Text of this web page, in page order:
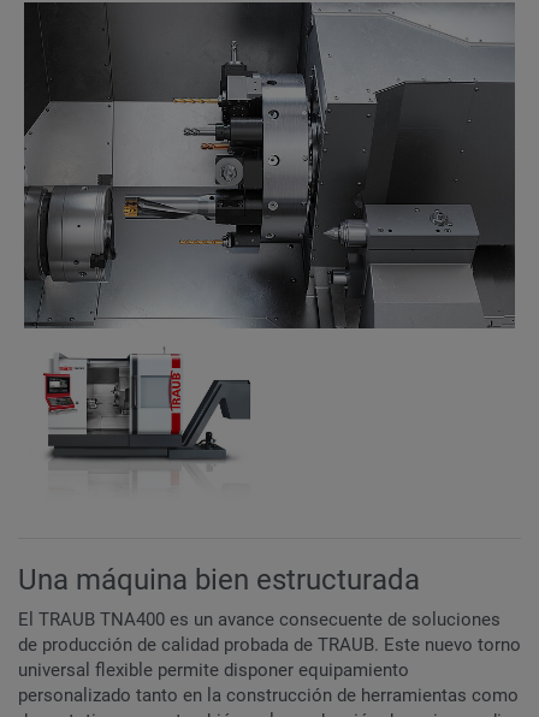
Una máquina bien estructurada
El TRAUB TNA400 es un avance consecuente de soluciones
de producción de calidad probada de TRAUB. Este nuevo torno
universal flexible permite disponer equipamiento
personalizado tanto en la construcción de herramientas como